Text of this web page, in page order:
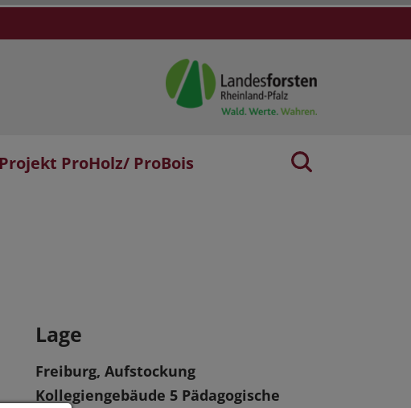
ProHolz/ ProBois
Lage
Freiburg, Aufstockung
Kollegiengebäude 5 Pädagogische